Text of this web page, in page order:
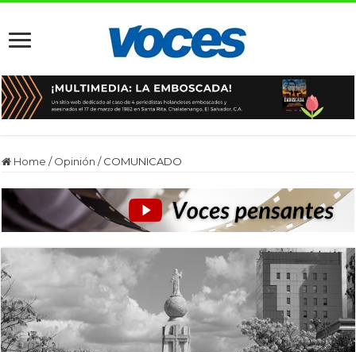
Home / Opinión / COMUNICADO